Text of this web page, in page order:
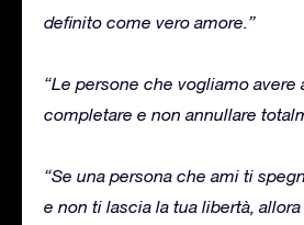
definito come vero amore.”
“Le persone che vogliamo
completare e non annullare
“Se una persona che ami ti
e non ti lascia la tua libertà,